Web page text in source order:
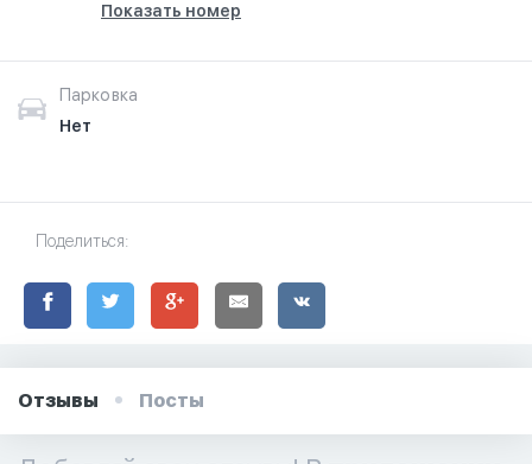
Показать номер
Парковка
Нет
Поделиться:
Отзывы Посты